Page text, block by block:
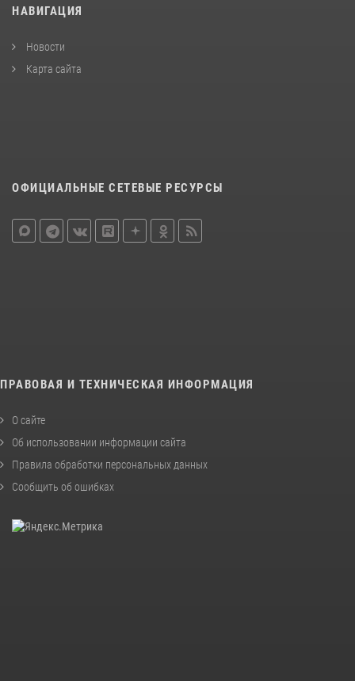
НАВИГАЦИЯ
Новости
Карта сайта
ОФИЦИАЛЬНЫЕ СЕТЕВЫЕ РЕСУРСЫ
ПРАВОВАЯ И ТЕХНИЧЕСКАЯ ИНФОРМАЦИЯ
О сайте
Об использовании информации сайта
Правила обработки персональных данных
Сообщить об ошибках